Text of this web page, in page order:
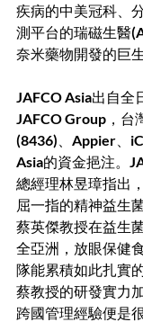
疾病的中美冠科、
測平台的瑞磁生醫
奈米藥物開發的巨
JAFCO Asia出自全
JAFCO Group，台
(8436)、Appier、
Asia的資金挹注。
總經理林昱璋指出
屈一指的精神益生
蔡英傑教授在益生
全亞洲，放眼保健
隊能累積如此扎實
蔡教授的研發實力
跨國管理經驗便是